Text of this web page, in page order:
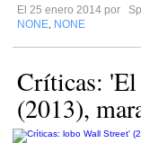
El 25 enero 2014 por
NONE NONE
Críticas: 'El
(2013),